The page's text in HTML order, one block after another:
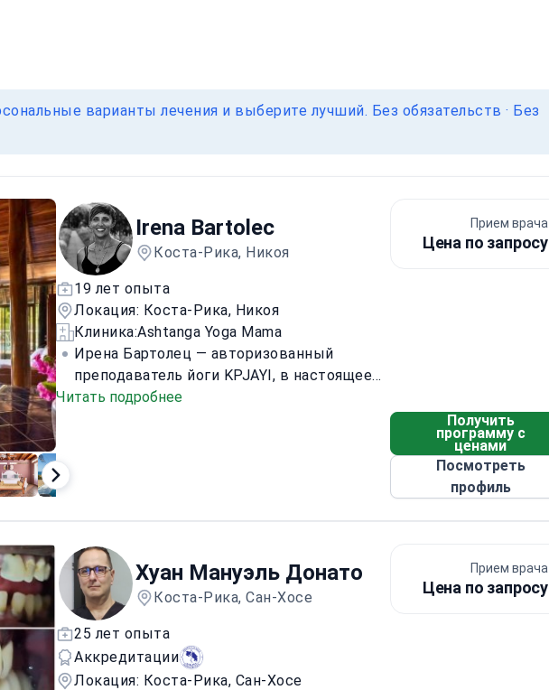
варианты лечения и выберите лучший. Без обязательств · Без
Irena Bartolec
Коста-Рика, Никоя
19 лет опыта
Локация: Коста-Рика, Никоя
Клиника:Ashtanga Yoga Mama
Ирена Бартолец — авторизованный
преподаватель йоги KPJAYI, в настоящее
время проживающая в Коста-Рике. Она
опыта преподавания в области йоги,
здоровья и осознанности. Она является
создателем и директором Ashtanga Yoga
Mama, основанной в 2014 году.
Читать подробнее
Прием врача
Цена по запросу
Получить
программу с
ценами
Посмотреть
профиль
Хуан Мануэль Донато
Коста-Рика, Сан-Хосе
25 лет опыта
Аккредитации
Локация: Коста-Рика, Сан-Хосе
Прием врача
Цена по запросу